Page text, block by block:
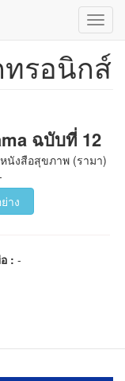
รอนิกส์
ฉบับที่ 12
นังสือสุขภาพ (รามา)
าง
อ :-